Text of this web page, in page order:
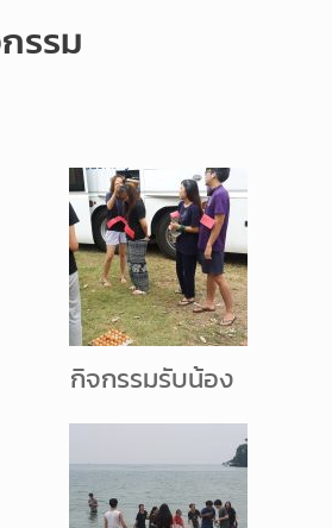
รรม
กิจกรรมรับน้อง